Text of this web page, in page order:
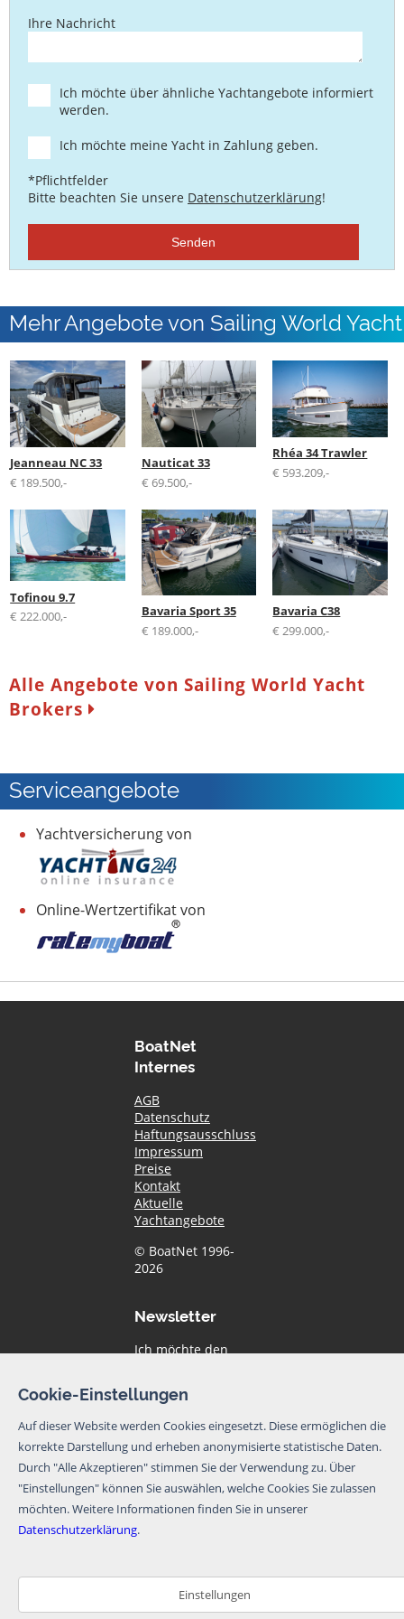
Ihre Nachricht
Ich möchte über ähnliche Yachtangebote informiert
werden.
Ich möchte meine Yacht in Zahlung geben.
*Pflichtfelder
Bitte beachten Sie unsere Datenschutzerklärung!
Senden
Mehr Angebote von Sailing World Yacht
Brokers
Jeanneau NC 33
€ 189.500,-
Nauticat 33
€ 69.500,-
Rhéa 34 Trawler
€ 593.209,-
Tofinou 9.7
€ 222.000,-
Bavaria Sport 35
€ 189.000,-
Bavaria C38
€ 299.000,-
Alle Angebote von Sailing World Yacht
Brokers
Serviceangebote
Yachtversicherung von
Online-Wertzertifikat von
BoatNet
Internes
AGB
Datenschutz
Haftungsausschluss
Impressum
Preise
Kontakt
Aktuelle
Yachtangebote
© BoatNet 1996-
2026
Newsletter
Ich möchte den
erhalten. Von dem
Newsletter kann
ich mich jederzeit
per eMail oder
über den
Abmeldelink im
Newsletter
Bitte beachten Sie
unsere
Cookie-Einstellungen
Auf dieser Website werden Cookies eingesetzt. Diese ermöglichen die
korrekte Darstellung und erheben anonymisierte statistische Daten.
Durch "Alle Akzeptieren" stimmen Sie der Verwendung zu. Über
"Einstellungen" können Sie auswählen, welche Cookies Sie zulassen
möchten.Weitere Informationen finden Sie in unserer
Datenschutzerklärung.
Einstellungen